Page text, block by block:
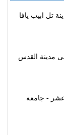
تل ابيب يافا
مدينة القدس
عشر - جامعة